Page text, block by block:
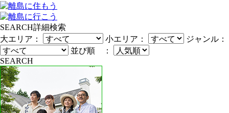
SEARCH詳細検索
大エリア：
小エリア：
ジャンル：
並び順 ：
SEARCH